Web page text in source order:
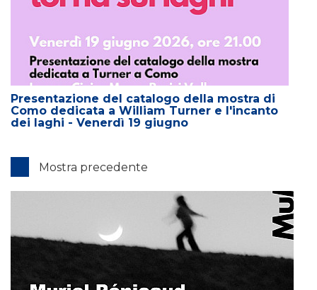
Presentazione del catalogo della mostra di
Como dedicata a William Turner e l'incanto
dei laghi - Venerdì 19 giugno
Mostra precedente